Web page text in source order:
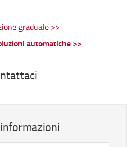
graduale >>
automatiche >>